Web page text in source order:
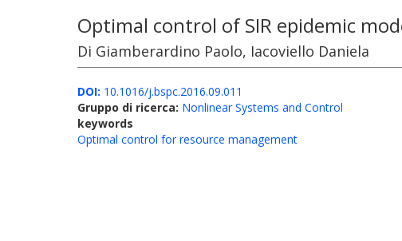
Optimal control of SIR epidemic
Di Giamberardino Paolo, Iacoviello Daniela
DOI: 10.1016/j.bspc.2016.09.011
Gruppo di ricerca: Nonlinear Systems and Control
keywords
Optimal control for resource management